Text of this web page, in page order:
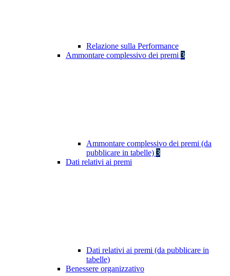
Relazione sulla Performance
Ammontare complessivo dei premi 3
Ammontare complessivo dei premi (da
pubblicare in tabelle) 3
Dati relativi ai premi
Dati relativi ai premi (da pubblicare in
tabelle)
Benessere organizzativo